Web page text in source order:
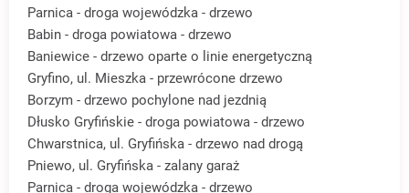
Parnica - droga wojewódzka - drzewo
Babin - droga powiatowa - drzewo
Baniewice - drzewo oparte o linie energetyczną
Gryfino, ul. Mieszka - przewrócone drzewo
Borzym - drzewo pochylone nad jezdnią
Dłusko Gryfińskie - droga powiatowa - drzewo
Chwarstnica, ul. Gryfińska - drzewo nad drogą
Pniewo, ul. Gryfińska - zalany garaż
Parnica - droga wojewódzka - drzewo